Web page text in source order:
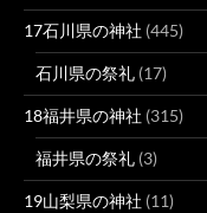
17石川県の神社 (445)
石川県の祭礼 (17)
18福井県の神社 (315)
福井県の祭礼 (3)
19山梨県の神社 (11)